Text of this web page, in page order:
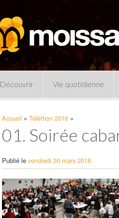
Découvrir Vie quotidienne
Pharmacies de garde
Accueil » Téléthon 2016 »
01. Soirée
Publié le vendredi 30 mars 2018